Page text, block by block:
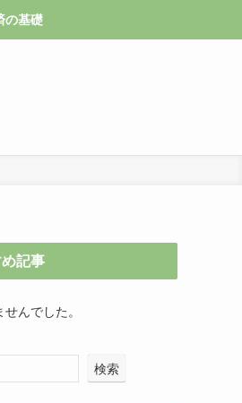
の基礎
記事
んでした。
検索